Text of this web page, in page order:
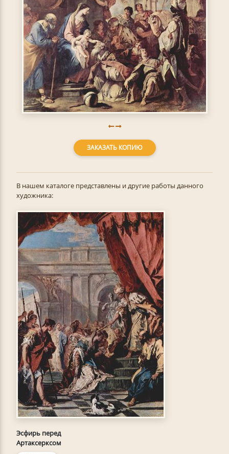
ЗАКАЗАТЬ КОПИЮ
В нашем каталоге представлены и другие работы данного
художника:
Эсфирь перед
Артаксерксом